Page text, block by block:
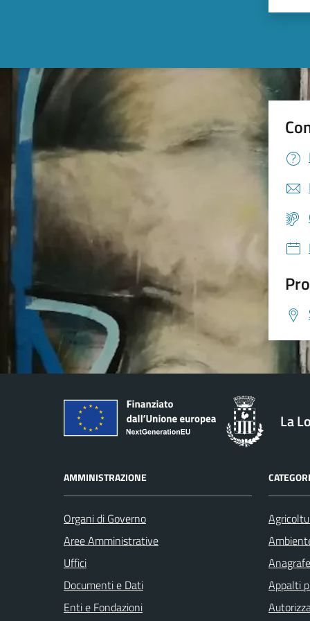
La
AMMINISTRAZIONE
Organi di Governo
Aree Amministrative
Uffici
Documenti e Dati
Enti e Fondazioni
Appalti